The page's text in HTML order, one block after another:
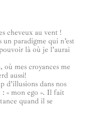
cheveux au vent !
paradigme qui n’est
là où je l’aurai
où mes croyances me
aussi!
d’illusions dans nos
: « mon ego ». Il fait
quand il se